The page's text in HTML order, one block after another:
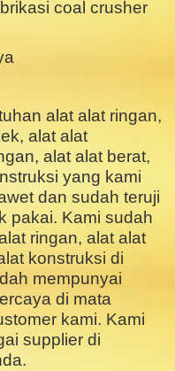
coal crusher
alat alat ringan,
alat alat
alat alat berat,
yang kami
dan sudah teruji
pakai. Kami sudah
ringan, alat alat
konstruksi di
mempunyai
di mata
kami. Kami
supplier di